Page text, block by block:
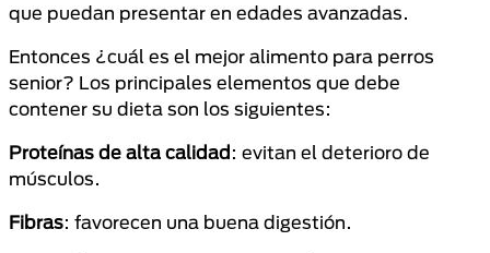
que puedan presentar en edades avanzadas.
Entonces ¿cuál es el mejor alimento para perros
senior? Los principales elementos que debe
contener su dieta son los siguientes:
Proteínas de alta calidad: evitan el deterioro de
músculos.
Fibras: favorecen una buena digestión.